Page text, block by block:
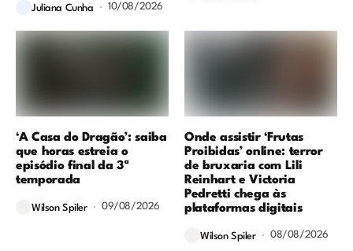
Juliana Cunha 10/08/2026
‘A Casa do Dragão’: saiba
que horas estreia o
episódio final da 3ª
temporada
Wilson Spiler 09/08/2026
Onde assistir ‘Frutas
Proibidas’ online: terror
de bruxaria com Lili
Reinhart e Victoria
Pedretti chega às
plataformas digitais
Wilson Spiler 08/08/2026